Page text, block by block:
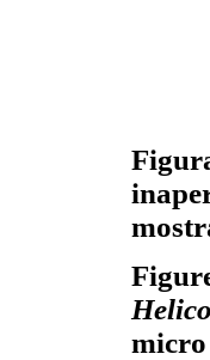
micro